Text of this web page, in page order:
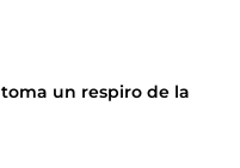
un respiro de la